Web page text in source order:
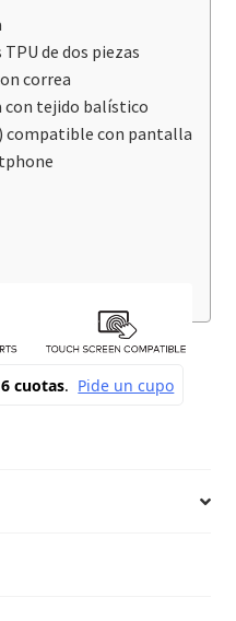
de dos piezas
correa
con tejido balístico
compatible con pantalla